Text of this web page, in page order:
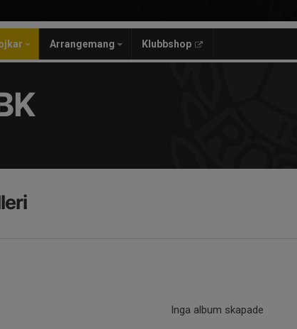
Arrangemang Klubbshop
Inga album skapade